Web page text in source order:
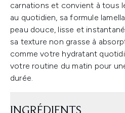
carnations et convient à tous
au quotidien, sa formule
peau douce, lisse et
sa texture non grasse à
comme votre hydratant
votre routine du matin pour
durée.